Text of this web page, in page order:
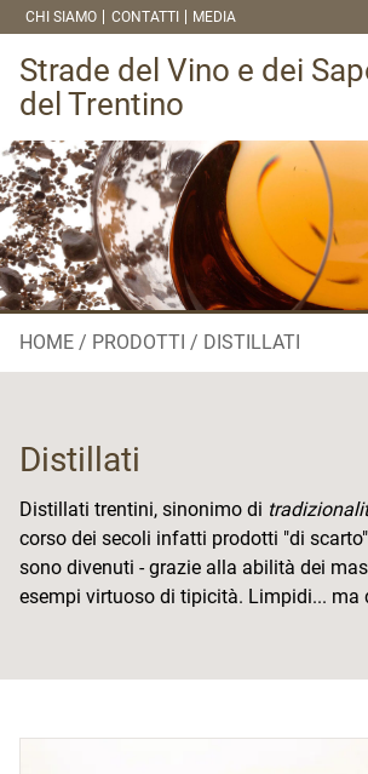
CHI SIAMO CONTATTI MEDIA
Strade del Vino e dei
del Trentino
HOME PRODOTTI DISTILLATI
Distillati
Distillati trentini, sinonimo di
corso dei secoli infatti prodotti "di
sono divenuti - grazie alla abilità dei
esempi virtuoso di tipicità. Limpidi... ma